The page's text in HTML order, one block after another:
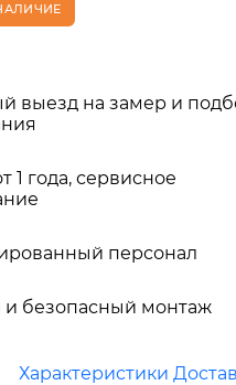
выезд на замер и
1 года, сервисное
персонал
безопасный монтаж
Характеристики